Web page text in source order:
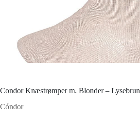
Condor Knæstrømper m. Blonder – Lysebrun
Cóndor